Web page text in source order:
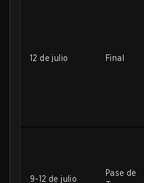
12 de julio Final
9-12 de julio
Pase de